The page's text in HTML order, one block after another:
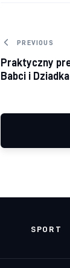
PREVIOUS
Praktyczny
Babci i Dziadka
SPORT